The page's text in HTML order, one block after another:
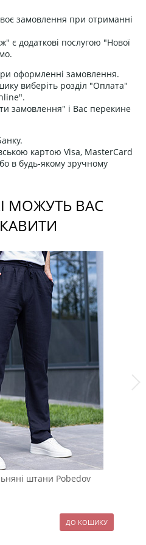
замовлення при отриманні
є додаткові послугою "Нової
оформленні замовлення.
виберіть розділ "Оплата"
замовлення" і Вас перекине
картою Visa, MasterCard
в будь-якому зручному
МОЖУТЬ ВАС
штани Pobedov